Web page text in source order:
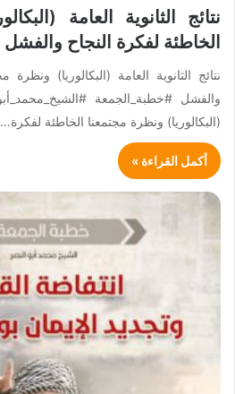
نتائج الثانوية العامة
الخاطئة لفكرة النجاح والفشل
نتائج الثانوية العامة (البكالوريا)
والفشل #خطبة_الجمعة
(البكالوريا) ونظرة مجتمعنا الخاطئة لفكرة…
أكمل القراءة »